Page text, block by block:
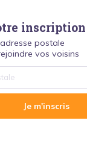
inscription
postale
vos voisins
Je m'inscris